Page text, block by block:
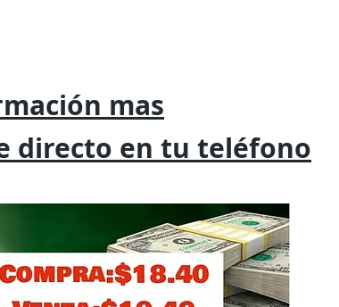
mas
directo en tu teléfono